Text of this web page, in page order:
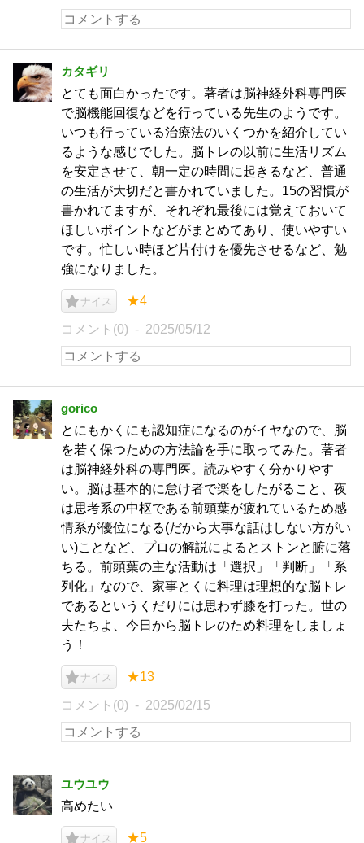
カタギリ
とても面白かったです。著者は脳神経外科専門医
で脳機能回復などを行っている先生のようです。
いつも行っている治療法のいくつかを紹介してい
るような感じでした。脳トレの以前に生活リズム
を安定させて、朝一定の時間に起きるなど、普通
の生活が大切だと書かれていました。15の習慣が
書かれてますが、それぞれ最後には覚えておいて
ほしいポイントなどがまとめてあり、使いやすい
です。忙しい時ほど片付けを優先させるなど、勉
強になりました。
ナイス ★4
コメント(0) 2025/05/12
gorico
とにもかくにも認知症になるのがイヤなので、脳
を若く保つための方法論を手に取ってみた。著者
は脳神経外科の専門医。読みやすく分かりやす
い。脳は基本的に怠け者で楽をしたがること、夜
は思考系の中枢である前頭葉が疲れているため感
情系が優位になる(だから大事な話はしない方がい
い)ことなど、プロの解説によるとストンと腑に落
ちる。前頭葉の主な活動は「選択」「判断」「系
列化」なので、家事とくに料理は理想的な脳トレ
であるというくだりには思わず膝を打った。世の
夫たちよ、今日から脳トレのため料理をしましょ
う！
ナイス ★13
コメント(0) 2025/02/15
ユウユウ
高めたい
ナイス ★5